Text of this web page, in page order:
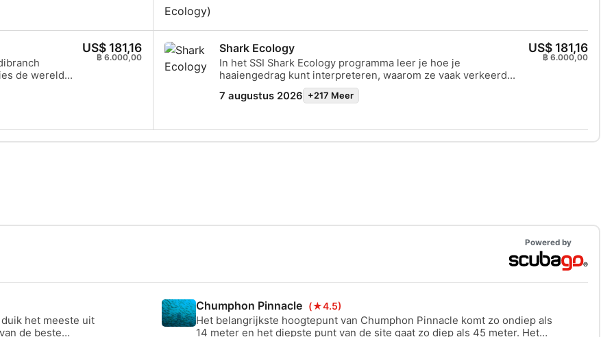
ongewervelde zeedieren en hun invloed op koraalriffen. Dit
onderwaterwereld. Dit programma vergroot je milieubewustzijn
en helpt je het onderwaterleven waarmee je duikt nog meer te
waarderen! Begin vandaag nog online en verdien je SSI Marine
Invertebrate Ecology Specialty brevet.
de wereld
classificatie
en
US$ 181,16
฿ 6.000,00
Shark Ecology
In het SSI Shark Ecology programma leer je hoe je
haaiengedrag kunt interpreteren, waarom ze vaak verkeerd
begrepen worden en hoe je met haaien kunt duiken. Dit is een
perfecte cursus voor haaienfans en voor duikers die nerveus
7 augustus 2026 +217 Meer
US$ 181,16
฿ 6.000,00
Powered by
het meeste uit
de beste
Chumphon Pinnacle (★4.5)
Het belangrijkste hoogtepunt van Chumphon Pinnacle komt zo ondiep als
14 meter en het diepste punt van de site gaat zo diep als 45 meter. Het